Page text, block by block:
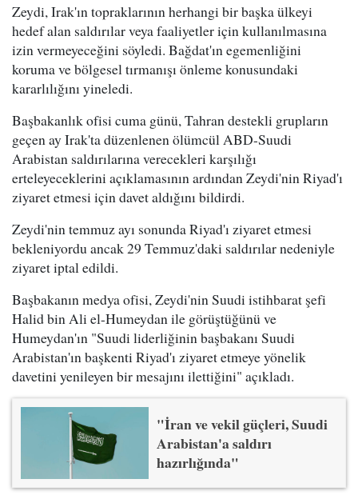
Zeydi, Irak'ın topraklarının herhangi bir başka ülkeyi
hedef alan saldırılar veya faaliyetler için kullanılmasına
izin vermeyeceğini söyledi. Bağdat'ın egemenliğini
koruma ve bölgesel tırmanışı önleme konusundaki
kararlılığını yineledi.
Başbakanlık ofisi cuma günü, Tahran destekli grupların
geçen ay Irak'ta düzenlenen ölümcül ABD-Suudi
Arabistan saldırılarına verecekleri karşılığı
erteleyeceklerini açıklamasının ardından Zeydi'nin Riyad'ı
ziyaret etmesi için davet aldığını bildirdi.
Zeydi'nin temmuz ayı sonunda Riyad'ı ziyaret etmesi
bekleniyordu ancak 29 Temmuz'daki saldırılar nedeniyle
ziyaret iptal edildi.
Başbakanın medya ofisi, Zeydi'nin Suudi istihbarat şefi
Halid bin Ali el-Humeydan ile görüştüğünü ve
Humeydan'ın "Suudi liderliğinin başbakanı Suudi
Arabistan'ın başkenti Riyad'ı ziyaret etmeye yönelik
davetini yenileyen bir mesajını ilettiğini" açıkladı.
"İran ve vekil güçleri, Suudi
Arabistan'a saldırı
hazırlığında"